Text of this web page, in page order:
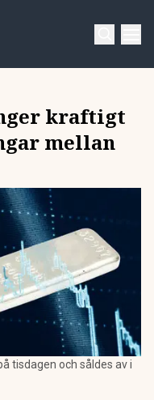
kraftigt
mellan
tisdagen och såldes av i